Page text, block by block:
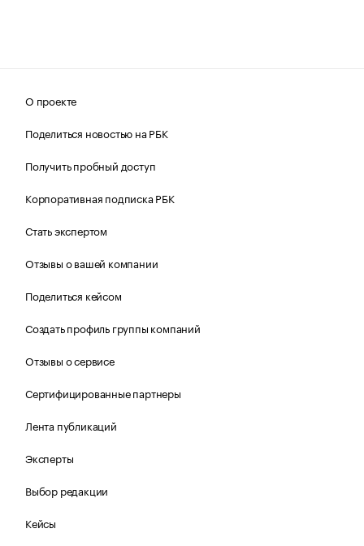
О проекте
Поделиться новостью на РБК
Получить пробный доступ
Корпоративная подписка РБК
Стать экспертом
Отзывы о вашей компании
Поделиться кейсом
Создать профиль группы компаний
Отзывы о сервисе
Сертифицированные партнеры
Лента публикаций
Эксперты
Выбор редакции
Кейсы